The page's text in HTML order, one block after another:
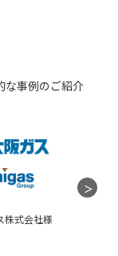
な事例のご紹介
株式会社様